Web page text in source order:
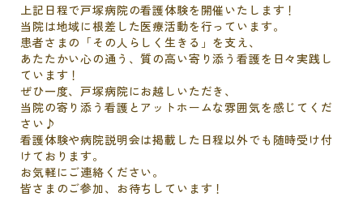
上記日程で戸塚病院の看護体験を開催いたします！
当院は地域に根差した医療活動を行っています。
患者さまの「その人らしく生きる」を支え、
あたたかい心の通う、質の高い寄り添う看護を日々実践し
ています！
ぜひ一度、戸塚病院にお越しいただき、
当院の寄り添う看護とアットホームな雰囲気を感じてくだ
さい♪
看護体験や病院説明会は掲載した日程以外でも随時受け付
けております。
お気軽にご連絡ください。
皆さまのご参加、お待ちしています！